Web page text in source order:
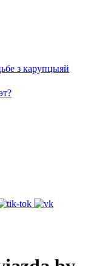
з карупцыяй